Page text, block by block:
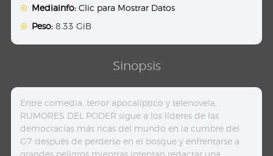
Mediainfo: Clic para Mostrar Datos
Peso: 8.33 GiB
Sinopsis
Entre comedia, terror apocalíptico y telenovela,
RUMORES DEL PODER sigue a los líderes de las
democracias más ricas del mundo en la cumbre del
G7 después de perderse en el bosque y enfrentarse a